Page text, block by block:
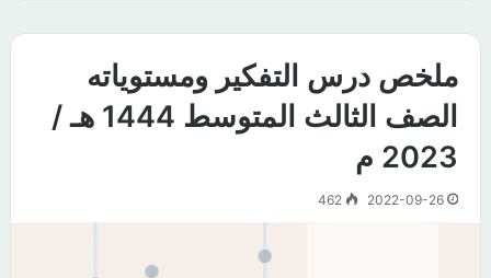
ملخص درس التفكير ومستوياته
الصف الثالث المتوسط 1444 هـ /
2023 م
2022-09-26
462